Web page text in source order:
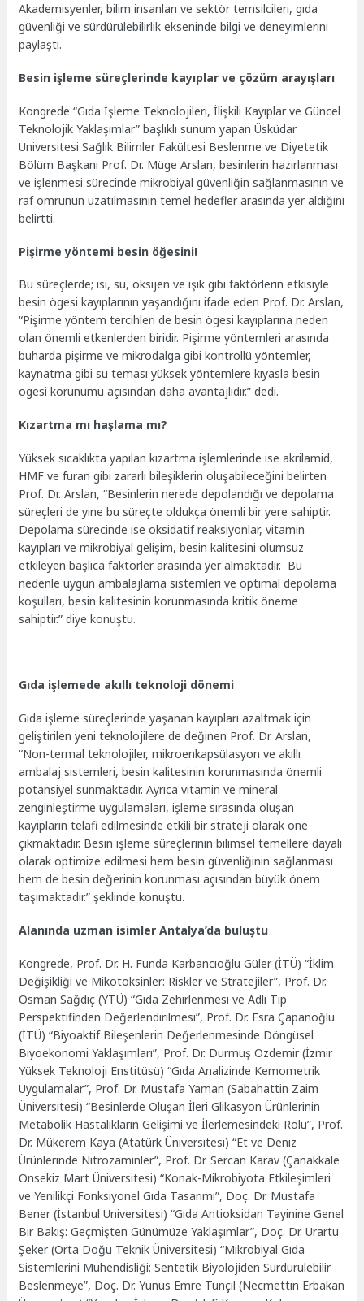
Akademisyenler, bilim insanları ve sektör temsilcileri, gıda
güvenliği ve sürdürülebilirlik ekseninde bilgi ve deneyimlerini
paylaştı.
Besin işleme süreçlerinde kayıplar ve çözüm arayışları
Kongrede “Gıda İşleme Teknolojileri, İlişkili Kayıplar ve Güncel
Teknolojik Yaklaşımlar” başlıklı sunum yapan Üsküdar
Üniversitesi Sağlık Bilimler Fakültesi Beslenme ve Diyetetik
Bölüm Başkanı Prof. Dr. Müge Arslan, besinlerin hazırlanması
ve işlenmesi sürecinde mikrobiyal güvenliğin sağlanmasının ve
raf ömrünün uzatılmasının temel hedefler arasında yer aldığını
belirtti.
Pişirme yöntemi besin öğesini!
Bu süreçlerde; ısı, su, oksijen ve ışık gibi faktörlerin etkisiyle
besin ögesi kayıplarının yaşandığını ifade eden Prof. Dr. Arslan,
“Pişirme yöntem tercihleri de besin ögesi kayıplarına neden
olan önemli etkenlerden biridir. Pişirme yöntemleri arasında
buharda pişirme ve mikrodalga gibi kontrollü yöntemler,
kaynatma gibi su teması yüksek yöntemlere kıyasla besin
ögesi korunumu açısından daha avantajlıdır.” dedi.
Kızartma mı haşlama mı?
Yüksek sıcaklıkta yapılan kızartma işlemlerinde ise akrilamid,
HMF ve furan gibi zararlı bileşiklerin oluşabileceğini belirten
Prof. Dr. Arslan, “Besinlerin nerede depolandığı ve depolama
süreçleri de yine bu süreçte oldukça önemli bir yere sahiptir.
Depolama sürecinde ise oksidatif reaksiyonlar, vitamin
kayıpları ve mikrobiyal gelişim, besin kalitesini olumsuz
etkileyen başlıca faktörler arasında yer almaktadır. Bu
nedenle uygun ambalajlama sistemleri ve optimal depolama
koşulları, besin kalitesinin korunmasında kritik öneme
sahiptir.” diye konuştu.
Gıda işlemede akıllı teknoloji dönemi
Gıda işleme süreçlerinde yaşanan kayıpları azaltmak için
geliştirilen yeni teknolojilere de değinen Prof. Dr. Arslan,
“Non-termal teknolojiler, mikroenkapsülasyon ve akıllı
ambalaj sistemleri, besin kalitesinin korunmasında önemli
potansiyel sunmaktadır. Ayrıca vitamin ve mineral
zenginleştirme uygulamaları, işleme sırasında oluşan
kayıpların telafi edilmesinde etkili bir strateji olarak öne
çıkmaktadır. Besin işleme süreçlerinin bilimsel temellere dayalı
olarak optimize edilmesi hem besin güvenliğinin sağlanması
hem de besin değerinin korunması açısından büyük önem
taşımaktadır.” şeklinde konuştu.
Alanında uzman isimler Antalya’da buluştu
Kongrede, Prof. Dr. H. Funda Karbancıoğlu Güler (İTÜ) “İklim
Değişikliği ve Mikotoksinler: Riskler ve Stratejiler”, Prof. Dr.
Osman Sağdıç (YTÜ) “Gıda Zehirlenmesi ve Adli Tıp
Perspektifinden Değerlendirilmesi”, Prof. Dr. Esra Çapanoğlu
(İTÜ) “Biyoaktif Bileşenlerin Değerlenmesinde Döngüsel
Biyoekonomi Yaklaşımları”, Prof. Dr. Durmuş Özdemir (İzmir
Yüksek Teknoloji Enstitüsü) “Gıda Analizinde Kemometrik
Uygulamalar”, Prof. Dr. Mustafa Yaman (Sabahattin Zaim
Üniversitesi) “Besinlerde Oluşan İleri Glikasyon Ürünlerinin
Metabolik Hastalıkların Gelişimi ve İlerlemesindeki Rolü”, Prof.
Dr. Mükerem Kaya (Atatürk Üniversitesi) “Et ve Deniz
Ürünlerinde Nitrozaminler”, Prof. Dr. Sercan Karav (Çanakkale
Onsekiz Mart Üniversitesi) “Konak-Mikrobiyota Etkileşimleri
ve Yenilikçi Fonksiyonel Gıda Tasarımı”, Doç. Dr. Mustafa
Bener (İstanbul Üniversitesi) “Gıda Antioksidan Tayinine Genel
Bir Bakış: Geçmişten Günümüze Yaklaşımlar”, Doç. Dr. Urartu
Şeker (Orta Doğu Teknik Üniversitesi) “Mikrobiyal Gıda
Sistemlerini Mühendisliği: Sentetik Biyolojiden Sürdürülebilir
Beslenmeye”, Doç. Dr. Yunus Emre Tunçil (Necmettin Erbakan